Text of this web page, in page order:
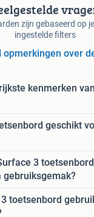
zijn gebaseerd op
ingestelde filters
opmerkingen over
kenmerken
geschikt
3
gebruiksgemak?
toetsenbord